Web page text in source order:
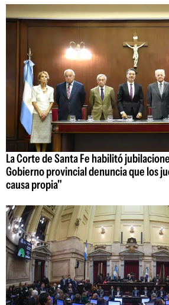
La Corte de Santa Fe habilitó
Gobierno provincial denuncia que los
causa propia"